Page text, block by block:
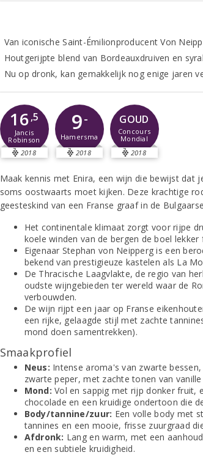
Van iconische Saint-Émilionproducent Von
Houtgerijpte blend van Bordeauxdruiven en
Nu op dronk, kan gemakkelijk nog enige jaren
16,5
Jancis
Robinson
2018
9-
Hamersma
2018
GOUD
Concours
Mondial
2018
Maak kennis met Enira, een wijn die bewijst dat
soms oostwaarts moet kijken. Deze krachtige
geesteskind van een Franse graaf in de
Het continentale klimaat zorgt voor rijpe
koele winden van de bergen de boel lekker
Eigenaar Stephan von Neipperg is een
bekend van prestigieuze kastelen als La
De Thracische Laagvlakte, de regio van
oudste wijngebieden ter wereld waar de
verbouwden.
De wijn rijpt een jaar op Franse
een rijke, gelaagde stijl met zachte
mond doen samentrekken).
Smaakprofiel
Neus: Intense aroma's van zwarte
zwarte peper, met zachte tonen van
Mond: Vol en sappig met rijp donker fruit,
chocolade en een kruidige ondertoon die
Body/tannine/zuur: Een volle body met
tannines en een mooie, frisse zuurgraad
Afdronk: Lang en warm, met een
en een subtiele kruidigheid.